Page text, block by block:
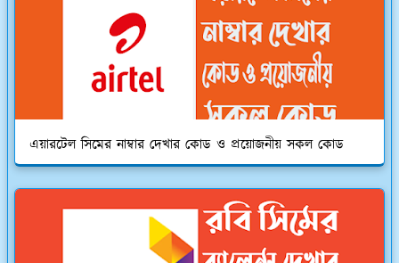
এয়ারটেল সিমের নাম্বার দেখার কোড ও প্রয়োজনীয় সকল কোড